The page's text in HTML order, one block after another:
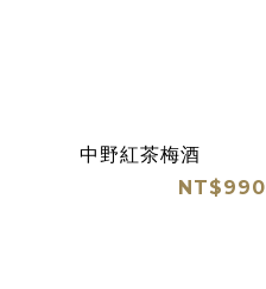
中野紅茶梅酒
NT$990